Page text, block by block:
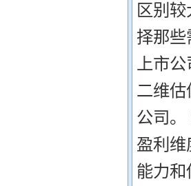
区别
择那
上市
二维
公司。
盈利
能力